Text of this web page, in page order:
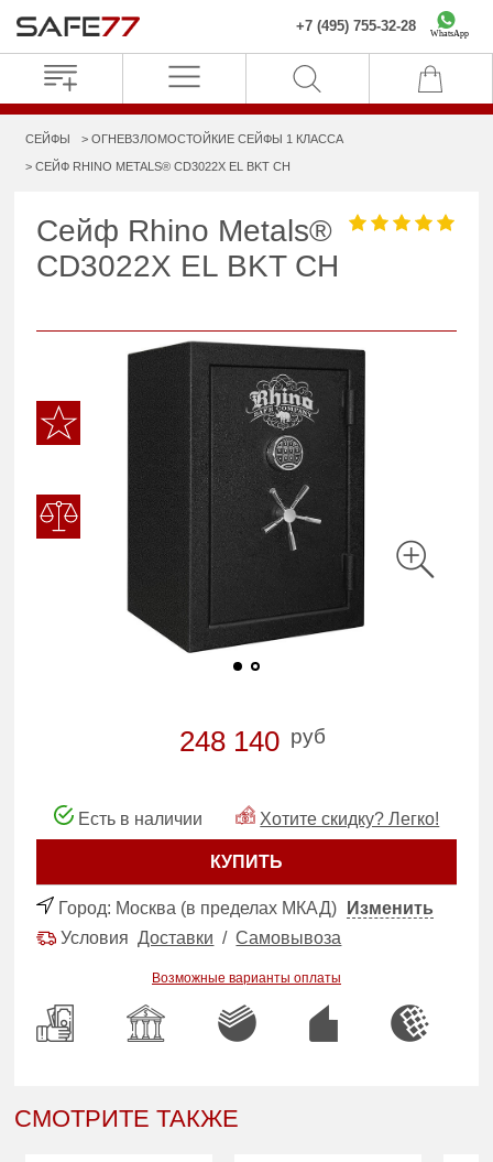
+7 (495) 755-32-28 WhatsApp
СЕЙФЫ ОГНЕВЗЛОМОСТОЙКИЕ СЕЙФЫ 1 КЛАССА
СЕЙФ RHINO METALS® CD3022X EL BKT CH
Сейф Rhino Metals®
CD3022X EL BKT CH
248 140 руб
Есть в наличии Хотите скидку? Легко!
КУПИТЬ
Город: Москва (в пределах МКАД)
Изменить
УсловияДоставки /Самовывоза
Возможные варианты оплаты
СМОТРИТЕ ТАКЖЕ